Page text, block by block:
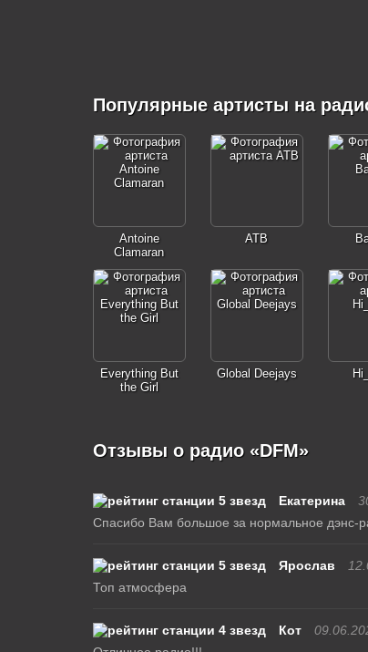
Популярные артисты на
Antoine
Clamaran
ATB
Everything But
the Girl
Global Deejays
Отзывы о радио «DFM»
Екатерина
Спасибо Вам большое за нормальное дэнс-
Ярослав
Топ атмосфера
Кот